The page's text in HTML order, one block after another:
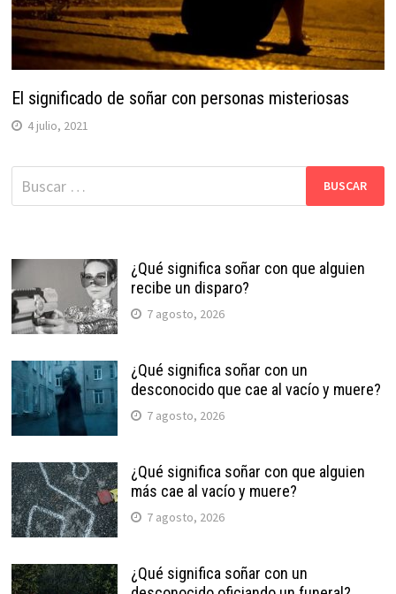
El significado de soñar con personas misteriosas
4 julio, 2021
Buscar:
¿Qué significa soñar con que alguien
recibe un disparo?
7 agosto, 2026
¿Qué significa soñar con un
desconocido que cae al vacío y muere?
7 agosto, 2026
¿Qué significa soñar con que alguien
más cae al vacío y muere?
7 agosto, 2026
¿Qué significa soñar con un